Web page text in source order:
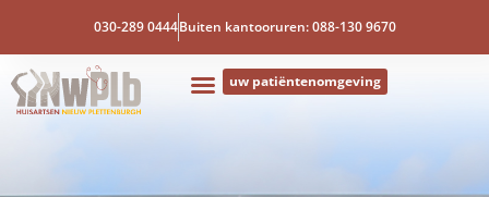
030-289 0444Buiten kantooruren: 088-130 9670
uw patiëntenomgeving